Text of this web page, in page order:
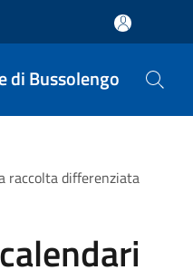
di Bussolengo
raccolta differenziata